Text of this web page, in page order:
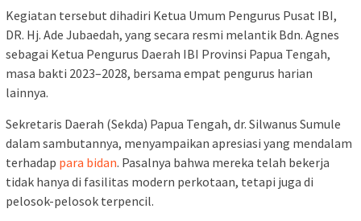
Kegiatan tersebut dihadiri Ketua Umum Pengurus Pusat IBI,
DR. Hj. Ade Jubaedah, yang secara resmi melantik Bdn. Agnes
sebagai Ketua Pengurus Daerah IBI Provinsi Papua Tengah,
masa bakti 2023–2028, bersama empat pengurus harian
lainnya.
Sekretaris Daerah (Sekda) Papua Tengah, dr. Silwanus Sumule
dalam sambutannya, menyampaikan apresiasi yang mendalam
terhadap para bidan. Pasalnya bahwa mereka telah bekerja
tidak hanya di fasilitas modern perkotaan, tetapi juga di
pelosok-pelosok terpencil.